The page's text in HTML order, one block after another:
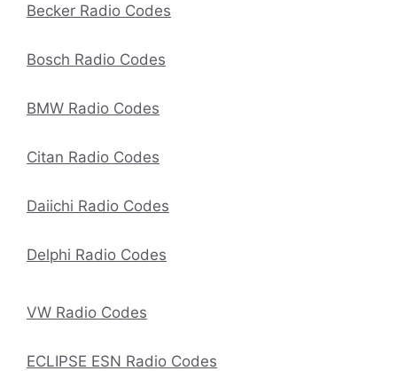
Becker Radio Codes
Bosch Radio Codes
BMW Radio Codes
Citan Radio Codes
Daiichi Radio Codes
Delphi Radio Codes
VW Radio Codes
ECLIPSE ESN Radio Codes